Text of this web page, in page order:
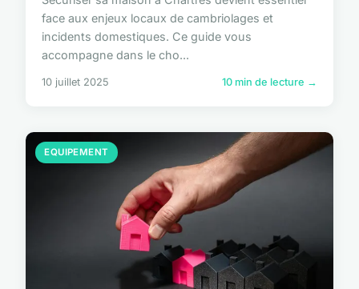
face aux enjeux locaux de cambriolages et
incidents domestiques. Ce guide vous
accompagne dans le cho...
10 juillet 2025 10 min de lecture →
EQUIPEMENT